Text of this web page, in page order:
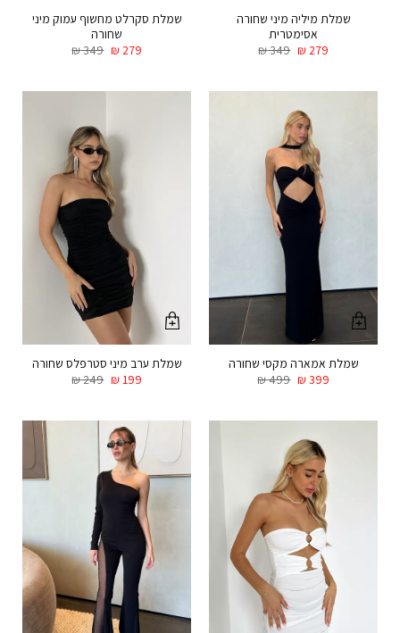
שמלת מיליה מיני שחורה
אסימטרית
₪349 ₪279
שמלת סקרלט מחשוף עמוק מיני
שחורה
₪349 ₪279
שמלת אמארה מקסי שחורה
₪499 ₪399
שמלת ערב מיני סטרפלס שחורה
₪249 ₪199